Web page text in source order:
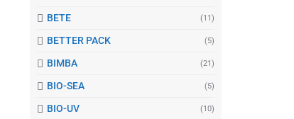
BETE (11)
BETTER PACK (5)
BIMBA (21)
BIO-SEA (5)
BIO-UV (10)